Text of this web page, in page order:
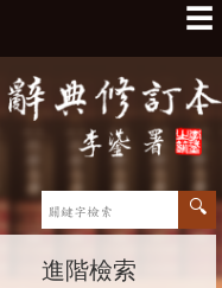
☰
進階檢索